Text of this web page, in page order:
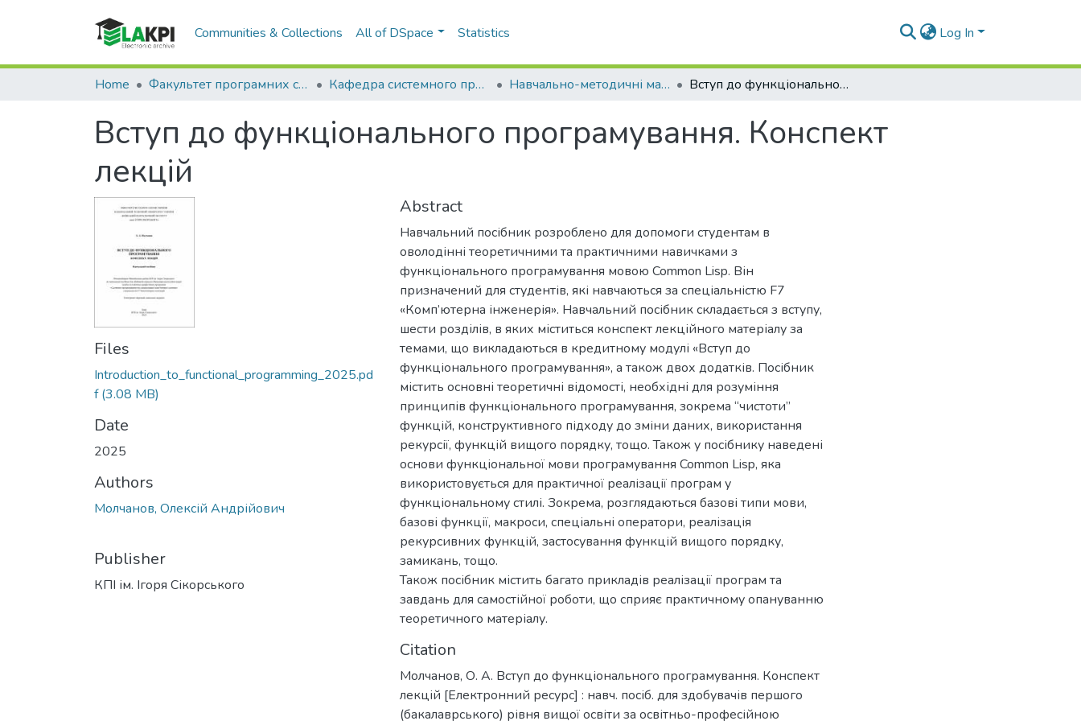
Communities & Collections All of DSpace Statistics Log In
Home Факультет програмних систем та прикладної математики (ФПСПМ) Кафедра системного програмування і спеціалізованих комп'ютерних систем (СПСКС) Навчально-методичні матеріали (СПСКС) Вступ до функціонального програмування. Конспект лекцій
Вступ до функціонального програмування. Конспект
лекцій
Files
Introduction_to_functional_programming_2025.pd
f(3.08 MB)
Date
2025
Authors
Молчанов, Олексій Андрійович
Publisher
КПІ ім. Ігоря Сікорського
Abstract
Навчальний посібник розроблено для допомоги студентам в
оволодінні теоретичними та практичними навичками з
функціонального програмування мовою Common Lisp. Він
призначений для студентів, які навчаються за спеціальністю F7
«Комп’ютерна інженерія». Навчальний посібник складається з вступу,
шести розділів, в яких міститься конспект лекційного матеріалу за
темами, що викладаються в кредитному модулі «Вступ до
функціонального програмування», а також двох додатків. Посібник
містить основні теоретичні відомості, необхідні для розуміння
принципів функціонального програмування, зокрема “чистоти”
функцій, конструктивного підходу до зміни даних, використання
рекурсії, функцій вищого порядку, тощо. Також у посібнику наведені
основи функціональної мови програмування Common Lisp, яка
використовується для практичної реалізації програм у
функціональному стилі. Зокрема, розглядаються базові типи мови,
базові функції, макроси, спеціальні оператори, реалізація
рекурсивних функцій, застосування функцій вищого порядку,
замикань, тощо.
Також посібник містить багато прикладів реалізації програм та
завдань для самостійної роботи, що сприяє практичному опануванню
теоретичного матеріалу.
Citation
Молчанов, О. А. Вступ до функціонального програмування. Конспект
лекцій [Електронний ресурс] : навч. посіб. для здобувачів першого
(бакалаврського) рівня вищої освіти за освітньо-професійною